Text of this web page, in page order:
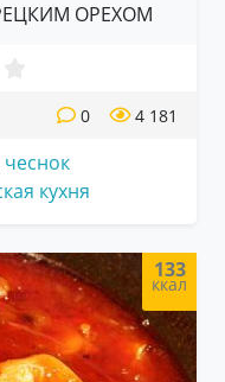
ОРЕХОМ
4 181
0
чеснок
кухня
133
ккал